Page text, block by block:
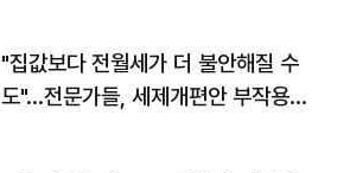
"집값보다 전월세가 더 불안해질 수
도"…전문가들, 세제개편안 부작용